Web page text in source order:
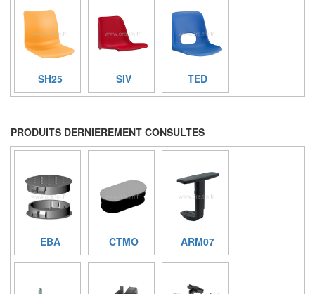
SH25 SIV TED
PRODUITS DERNIEREMENT CONSULTES
EBA CTMO ARM07